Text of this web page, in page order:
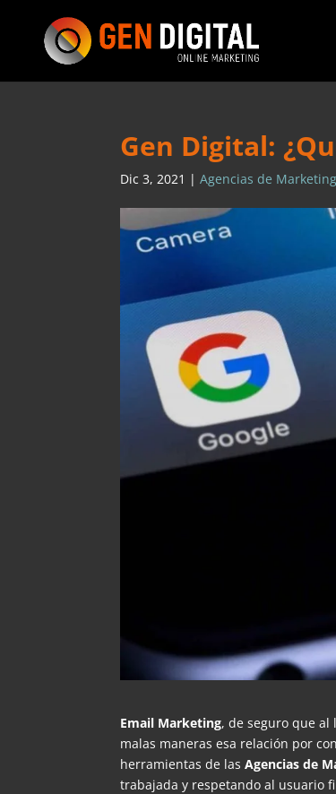
Gen Digital:
Dic 3, 2021 |Agencias de
Email Marketing, de seguro que al
malas maneras esa relación por
herramientas de lasAgencias de
trabajada y respetando al usuario